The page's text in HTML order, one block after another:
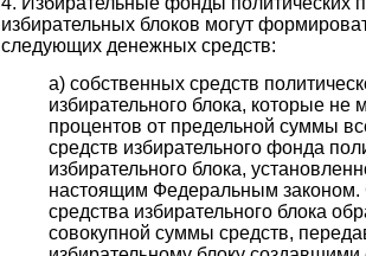
избирательных блоков могут
следующих денежных средств:
а) собственных средств
избирательного блока, которые не
процентов от предельной суммы
средств избирательного фонда
избирательного блока,
настоящим Федеральным
средства избирательного блока
совокупной суммы средств,